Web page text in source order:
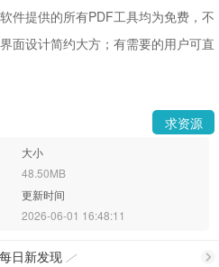
件提供的所有PDF工具均为免费，不
面设计简约大方；有需要的用户可直
求资源
大小
48.50MB
更新时间
2026-06-01 16:48:11
每日新发现